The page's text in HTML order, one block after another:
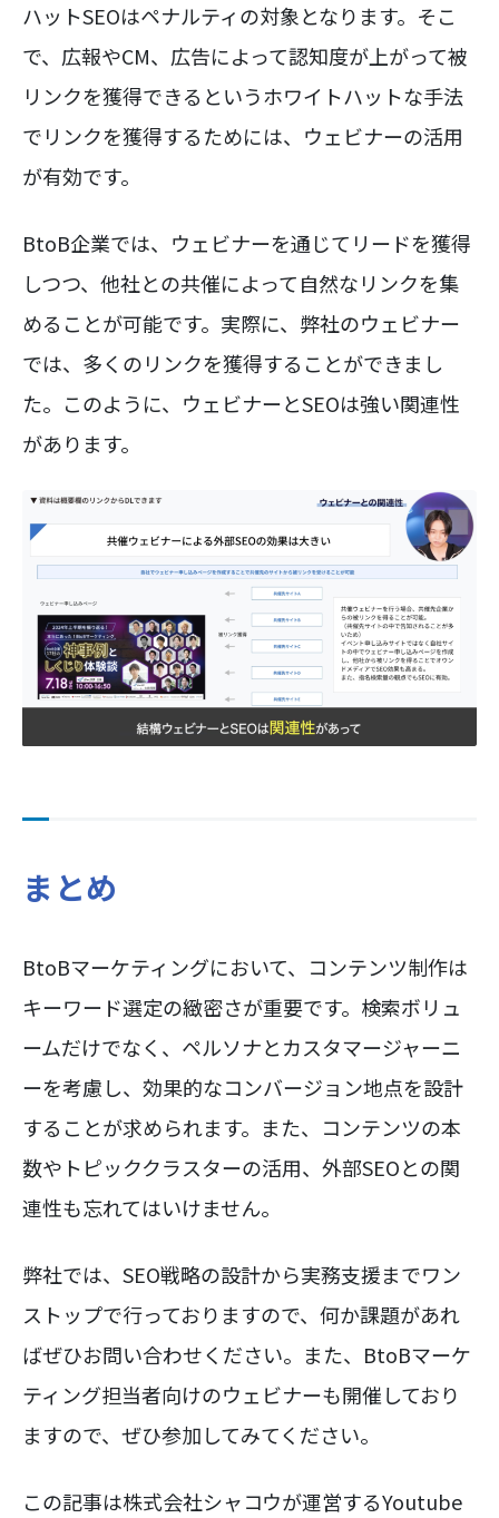
ハットSEOはペナルティの対象となります。そこ
で、広報やCM、広告によって認知度が上がって被
リンクを獲得できるというホワイトハットな手法
でリンクを獲得するためには、ウェビナーの活用
が有効です。
BtoB企業では、ウェビナーを通じてリードを獲得
しつつ、他社との共催によって自然なリンクを集
めることが可能です。実際に、弊社のウェビナー
では、多くのリンクを獲得することができまし
た。このように、ウェビナーとSEOは強い関連性
があります。
まとめ
BtoBマーケティングにおいて、コンテンツ制作は
キーワード選定の緻密さが重要です。検索ボリュ
ームだけでなく、ペルソナとカスタマージャーニ
ーを考慮し、効果的なコンバージョン地点を設計
することが求められます。また、コンテンツの本
数やトピッククラスターの活用、外部SEOとの関
連性も忘れてはいけません。
弊社では、SEO戦略の設計から実務支援までワン
ストップで行っておりますので、何か課題があれ
ばぜひお問い合わせください。また、BtoBマーケ
ティング担当者向けのウェビナーも開催しており
ますので、ぜひ参加してみてください。
この記事は株式会社シャコウが運営するYoutube